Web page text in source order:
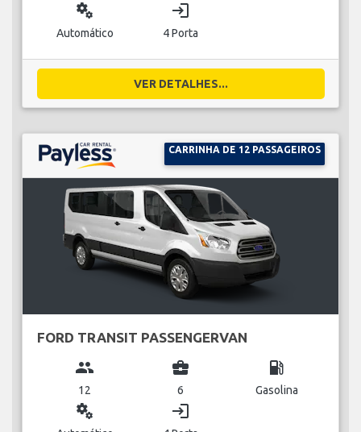
miscellaneous_services
Automático
login
4 Porta
VER DETALHES...
CARRINHA DE 12 PASSAGEIROS
FORD TRANSIT PASSENGERVAN
group
12
business_center
6
local_gas_station
Gasolina
miscellaneous_services login